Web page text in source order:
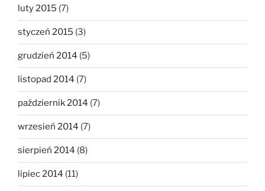
luty 2015 (7)
styczeń 2015 (3)
grudzień 2014 (5)
listopad 2014 (7)
październik 2014 (7)
wrzesień 2014 (7)
sierpień 2014 (8)
lipiec 2014 (11)